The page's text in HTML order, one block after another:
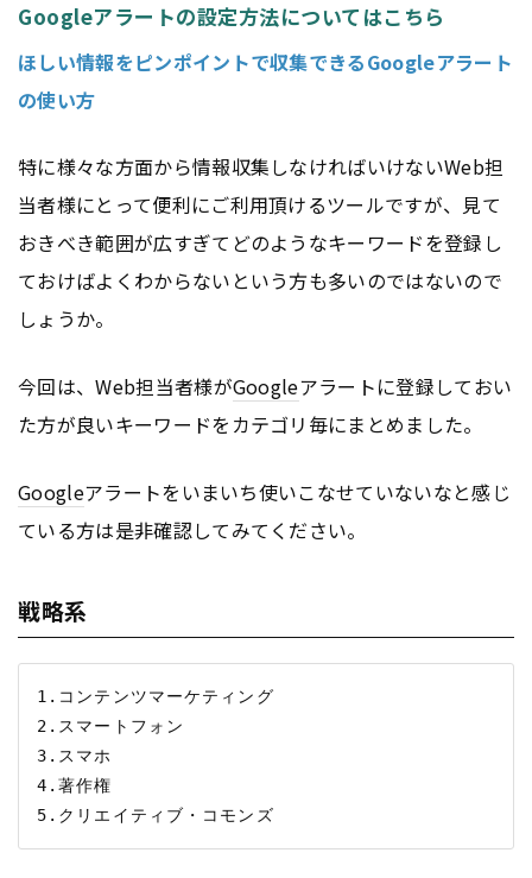
Googleアラートの設定方法についてはこちら
ほしい情報をピンポイントで収集できるGoogleアラート
の使い方
特に様々な方面から情報収集しなければいけないWeb担
当者様にとって便利にご利用頂けるツールですが、見て
おきべき範囲が広すぎてどのようなキーワードを登録し
ておけばよくわからないという方も多いのではないので
しょうか。
今回は、Web担当者様がGoogleアラートに登録しておい
た方が良いキーワードをカテゴリ毎にまとめました。
Googleアラートをいまいち使いこなせていないなと感じ
ている方は是非確認してみてください。
戦略系
1.コンテンツマーケティング
2.スマートフォン
3.スマホ
4.著作権